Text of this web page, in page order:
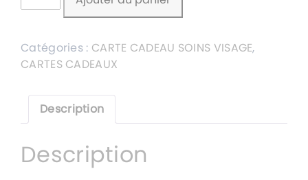
de
AGE
SUMMUM
Catégories : CARTE CADEAU SOINS VISAGE,
CARTES CADEAUX
Description
Description